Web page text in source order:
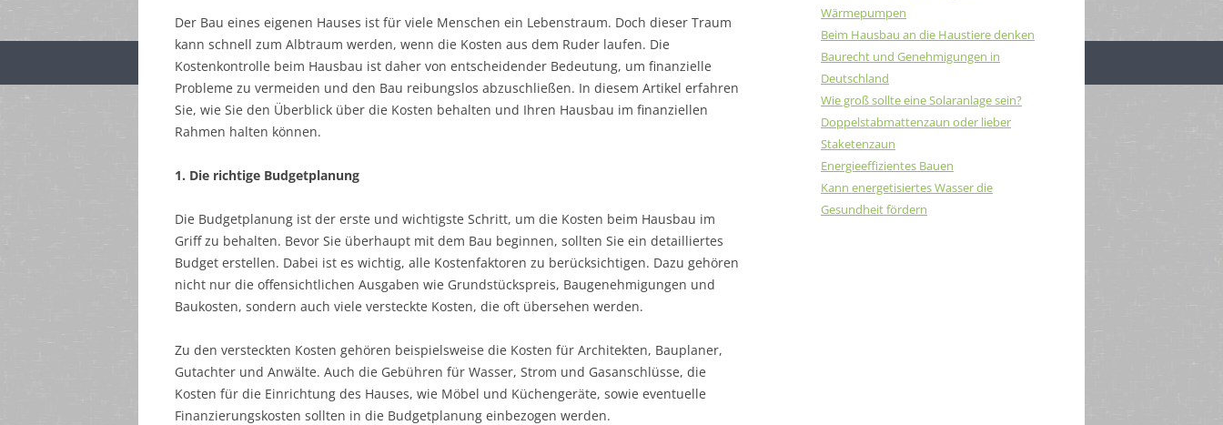
Der Bau eines eigenen Hauses ist für viele Menschen ein Lebenstraum. Doch dieser Traum
kann schnell zum Albtraum werden, wenn die Kosten aus dem Ruder laufen. Die
Kostenkontrolle beim Hausbau ist daher von entscheidender Bedeutung, um finanzielle
Probleme zu vermeiden und den Bau reibungslos abzuschließen. In diesem Artikel erfahren
Sie, wie Sie den Überblick über die Kosten behalten und Ihren Hausbau im finanziellen
Rahmen halten können.
1. Die richtige Budgetplanung
Die Budgetplanung ist der erste und wichtigste Schritt, um die Kosten beim Hausbau im
Griff zu behalten. Bevor Sie überhaupt mit dem Bau beginnen, sollten Sie ein detailliertes
Budget erstellen. Dabei ist es wichtig, alle Kostenfaktoren zu berücksichtigen. Dazu gehören
nicht nur die offensichtlichen Ausgaben wie Grundstückspreis, Baugenehmigungen und
Baukosten, sondern auch viele versteckte Kosten, die oft übersehen werden.
Zu den versteckten Kosten gehören beispielsweise die Kosten für Architekten, Bauplaner,
Gutachter und Anwälte. Auch die Gebühren für Wasser, Strom und Gasanschlüsse, die
Kosten für die Einrichtung des Hauses, wie Möbel und Küchengeräte, sowie eventuelle
Finanzierungskosten sollten in die Budgetplanung einbezogen werden.
Wärmepumpen
Beim Hausbau an die Haustiere denken
Baurecht und Genehmigungen in
Deutschland
Wie groß sollte eine Solaranlage sein?
Doppelstabmattenzaun oder lieber
Staketenzaun
Energieeffizientes Bauen
Kann energetisiertes Wasser die
Gesundheit fördern